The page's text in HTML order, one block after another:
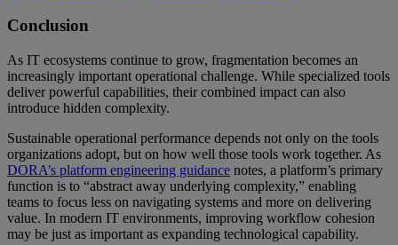
Conclusion
As IT ecosystems continue to grow, fragmentation becomes an
increasingly important operational challenge. While specialized tools
deliver powerful capabilities, their combined impact can also
introduce hidden complexity.
Sustainable operational performance depends not only on the tools
organizations adopt, but on how well those tools work together. As
DORA’s platform engineering guidance notes, a platform’s primary
function is to “abstract away underlying complexity,” enabling
teams to focus less on navigating systems and more on delivering
value. In modern IT environments, improving workflow cohesion
may be just as important as expanding technological capability.